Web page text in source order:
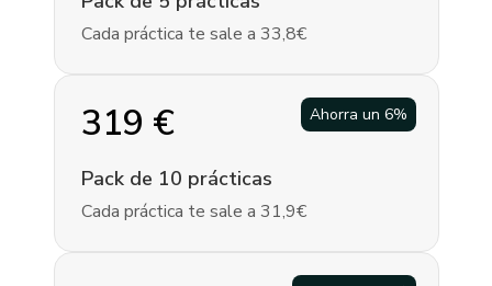
Cada práctica te sale a 33,8€
Ahorra un 6%
319 €
Pack de 10 prácticas
Cada práctica te sale a 31,9€